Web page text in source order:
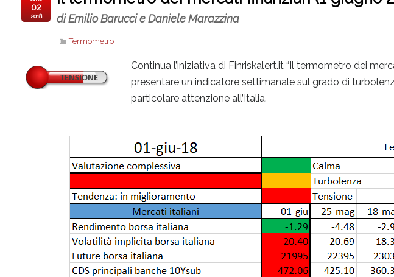
di Emilio Barucci e Daniele Marazzina
Termometro
02
2018
Continua l’iniziativa di Finriskalert.it “Il termometro dei
presentare un indicatore settimanale sul grado di
particolare attenzione all’Italia.